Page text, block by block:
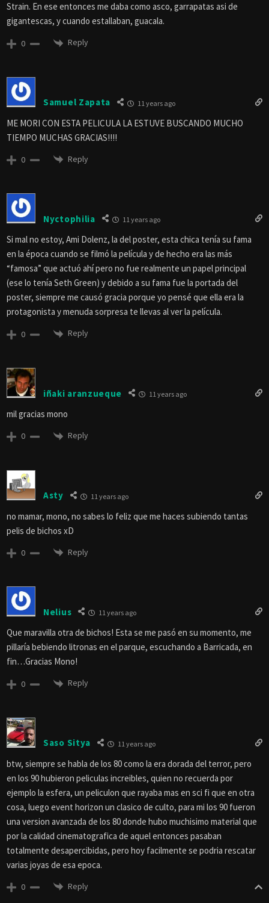
Strain. En ese entonces me daba como asco, garrapatas asi de
gigantescas, y cuando estallaban, guacala.
0 Reply
Samuel Zapata 11 years ago
ME MORI CON ESTA PELICULA LA ESTUVE BUSCANDO MUCHO
TIEMPO MUCHAS GRACIAS!!!!
0 Reply
Nyctophilia 11 years ago
Si mal no estoy, Ami Dolenz, la del poster, esta chica tenía su fama
en la época cuando se filmó la película y de hecho era las más
“famosa” que actuó ahí pero no fue realmente un papel principal
(ese lo tenía Seth Green) y debido a su fama fue la portada del
poster, siempre me causó gracia porque yo pensé que ella era la
protagonista y menuda sorpresa te llevas al ver la película.
0 Reply
iñaki aranzueque 11 years ago
mil gracias mono
0 Reply
Asty 11 years ago
no mamar, mono, no sabes lo feliz que me haces subiendo tantas
pelis de bichos xD
0 Reply
Nelius 11 years ago
Que maravilla otra de bichos! Esta se me pasó en su momento, me
pillaría bebiendo litronas en el parque, escuchando a Barricada, en
fin…Gracias Mono!
0 Reply
Saso Sitya 11 years ago
btw, siempre se habla de los 80 como la era dorada del terror, pero
en los 90 hubieron peliculas increibles, quien no recuerda por
ejemplo la esfera, un peliculon que rayaba mas en sci fi que en otra
cosa, luego event horizon un clasico de culto, para mi los 90 fueron
una version avanzada de los 80 donde hubo muchisimo material que
por la calidad cinematografica de aquel entonces pasaban
totalmente desapercibidas, pero hoy facilmente se podria rescatar
varias joyas de esa epoca.
0 Reply